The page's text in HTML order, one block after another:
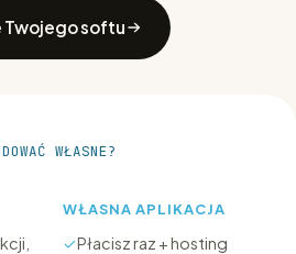
Twojego softu
WŁASNE?
WŁASNA APLIKACJA
✓Płacisz raz + hosting